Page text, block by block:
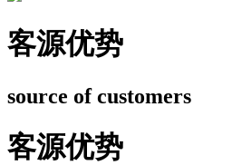
客源优势
source of customers
客源优势